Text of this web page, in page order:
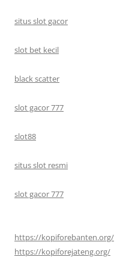
situs slot gacor
slot bet kecil
black scatter
slot gacor 777
slot88
situs slot resmi
slot gacor 777
https://kopiforebanten.org/
https://kopiforejateng.org/